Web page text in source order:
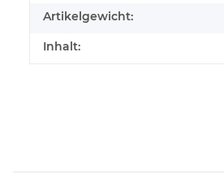
Artikelgewicht:
Inhalt: